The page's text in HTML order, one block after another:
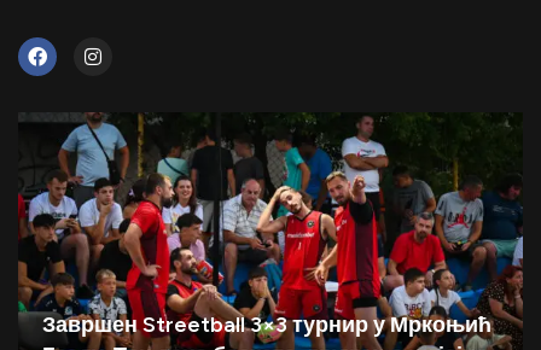
Завршен Streetball 3×3 турнир у Мркоњић